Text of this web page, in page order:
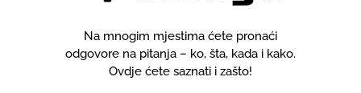
Na mnogim mjestima ćete pronaći
odgovore na pitanja – ko, šta, kada i kako.
Ovdje ćete saznati i zašto!